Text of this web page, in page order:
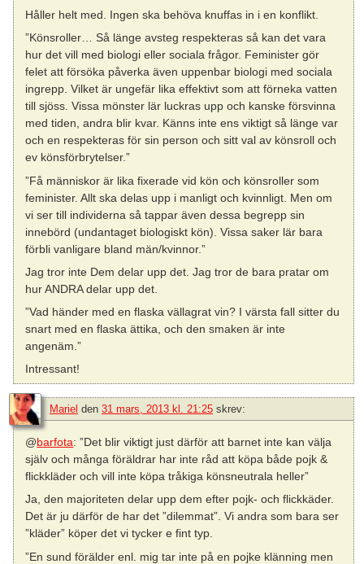
Håller helt med. Ingen ska behöva knuffas in i en konflikt.
”Könsroller… Så länge avsteg respekteras så kan det vara
hur det vill med biologi eller sociala frågor. Feminister gör
felet att försöka påverka även uppenbar biologi med sociala
ingrepp. Vilket är ungefär lika effektivt som att förneka vatten
till sjöss. Vissa mönster lär luckras upp och kanske försvinna
med tiden, andra blir kvar. Känns inte ens viktigt så länge var
och en respekteras för sin person och sitt val av könsroll och
ev könsförbrytelser.”
”Få människor är lika fixerade vid kön och könsroller som
feminister. Allt ska delas upp i manligt och kvinnligt. Men om
vi ser till individerna så tappar även dessa begrepp sin
innebörd (undantaget biologiskt kön). Vissa saker lär bara
förbli vanligare bland män/kvinnor.”
Jag tror inte Dem delar upp det. Jag tror de bara pratar om
hur ANDRA delar upp det.
”Vad händer med en flaska vällagrat vin? I värsta fall sitter du
snart med en flaska ättika, och den smaken är inte
angenäm.”
Intressant!
Mariel den 31 mars, 2013 kl. 21:25 skrev:
@barfota: ”Det blir viktigt just därför att barnet inte kan välja
själv och många föräldrar har inte råd att köpa både pojk &
flickkläder och vill inte köpa tråkiga könsneutrala heller”
Ja, den majoriteten delar upp dem efter pojk- och flickkäder.
Det är ju därför de har det ”dilemmat”. Vi andra som bara ser
”kläder” köper det vi tycker e fint typ.
”En sund förälder enl. mig tar inte på en pojke klänning men